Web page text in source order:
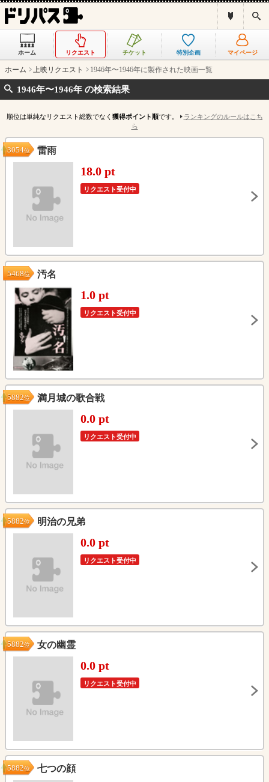
ス
ホーム リクエスト チケット 特別企画 マイページ
ホーム 上映リクエスト 1946年〜1946年に製作された映画一覧
1946年〜1946年 の検索結果
順位は単純なリクエスト総数でなく 獲得ポイント順です。
ランキングのルールはこち
ら
雷雨
3054位
18.0 pt
リクエスト受付中
汚名
5468位
1.0 pt
リクエスト受付中
満月城の歌合戦
5882位
0.0 pt
リクエスト受付中
明治の兄弟
5882位
0.0 pt
リクエスト受付中
女の幽霊
5882位
0.0 pt
リクエスト受付中
七つの顔
5882位